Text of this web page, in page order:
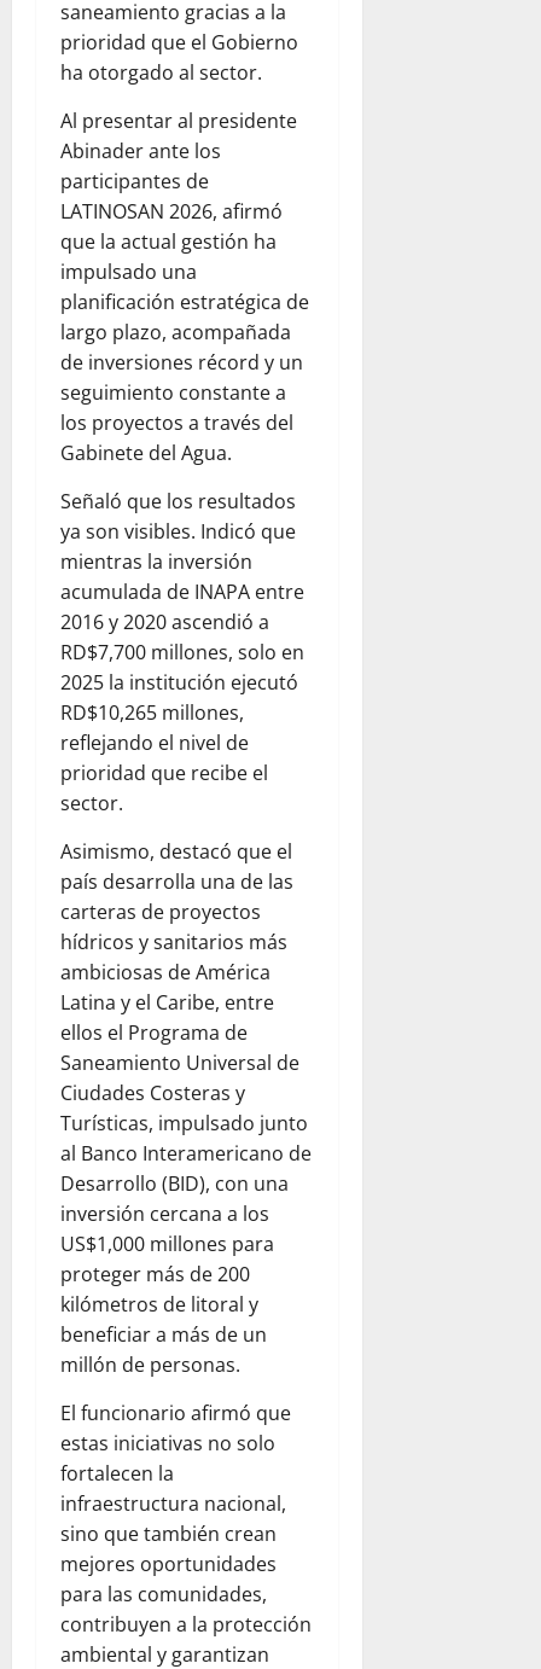
saneamiento gracias a la
prioridad que el Gobierno
ha otorgado al sector.
Al presentar al presidente
Abinader ante los
participantes de
LATINOSAN 2026, afirmó
que la actual gestión ha
impulsado una
planificación estratégica de
largo plazo, acompañada
de inversiones récord y un
seguimiento constante a
los proyectos a través del
Gabinete del Agua.
Señaló que los resultados
ya son visibles. Indicó que
mientras la inversión
acumulada de INAPA entre
2016 y 2020 ascendió a
RD$7,700 millones, solo en
2025 la institución ejecutó
RD$10,265 millones,
reflejando el nivel de
prioridad que recibe el
sector.
Asimismo, destacó que el
país desarrolla una de las
carteras de proyectos
hídricos y sanitarios más
ambiciosas de América
Latina y el Caribe, entre
ellos el Programa de
Saneamiento Universal de
Ciudades Costeras y
Turísticas, impulsado junto
al Banco Interamericano de
Desarrollo (BID), con una
inversión cercana a los
US$1,000 millones para
proteger más de 200
kilómetros de litoral y
beneficiar a más de un
millón de personas.
El funcionario afirmó que
estas iniciativas no solo
fortalecen la
infraestructura nacional,
sino que también crean
mejores oportunidades
para las comunidades,
contribuyen a la protección
ambiental y garantizan